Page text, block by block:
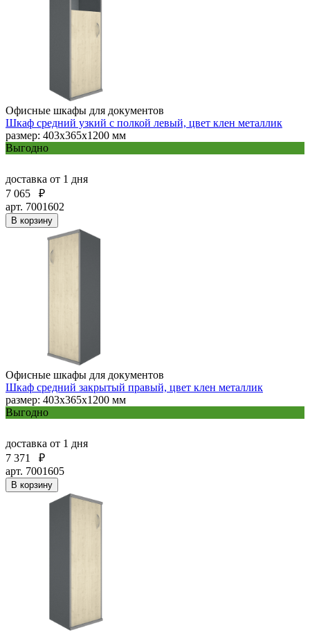
Офисные шкафы для документов
Шкаф средний узкий с полкой левый, цвет клен металлик
размер: 403х365х1200 мм
Выгодно
доставка от 1 дня
7 065
₽
арт. 7001602
В корзину
Офисные шкафы для документов
Шкаф средний закрытый правый, цвет клен металлик
размер: 403х365х1200 мм
Выгодно
доставка от 1 дня
7 371
₽
арт. 7001605
В корзину